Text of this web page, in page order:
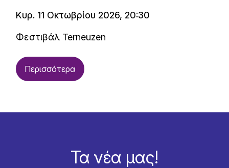
Κυρ. 11 Οκτωβρίου 2026, 20:30
Φεστιβάλ Terneuzen
Περισσότερα
Τα νέα μας!